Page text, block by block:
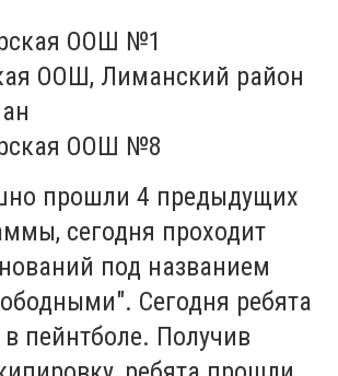
ООШ №1
ООШ, Лиманский район
ООШ №8
прошли 4 предыдущих
сегодня проходит
под названием
Сегодня ребята
пейнтболе. Получив